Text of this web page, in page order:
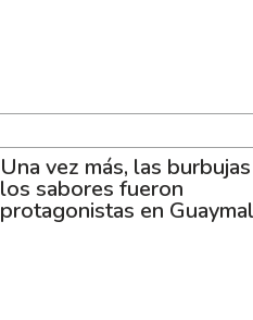
Una vez más, las
los sabores fueron
protagonistas en